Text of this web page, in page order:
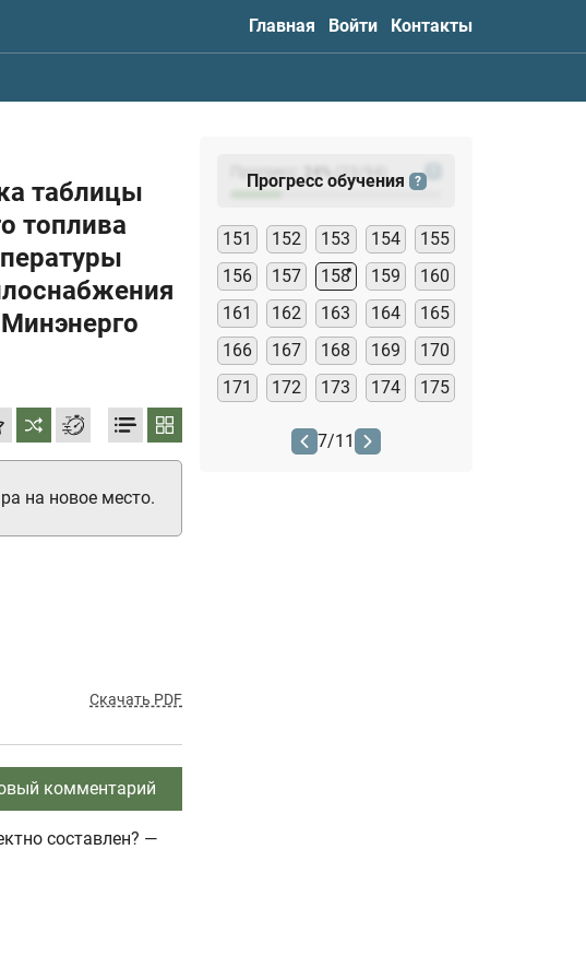
Главная Войти Контакты
таблицы
топлива
на новое место.
Скачать PDF
комментарий
составлен? —
Прогресс: (23
Прогресс обучения ?
151 152 153 154
155
156
157 158 159
160
161
162 163 164
165
166
167 168 169
170
171
172 173 174 175
7/11